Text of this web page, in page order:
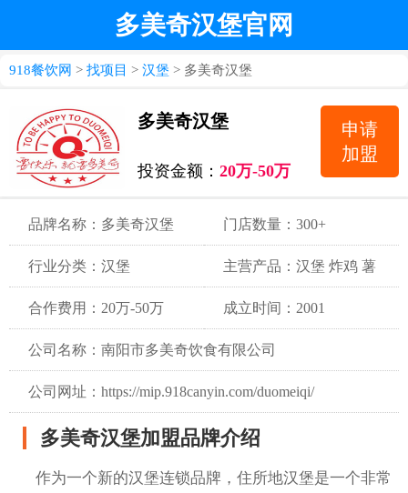
多美奇汉堡官网
918餐饮网 > 找项目 > 汉堡 > 多美奇汉堡
多美奇汉堡
投资金额：20万-50万
申请
加盟
品牌名称：多美奇汉堡 门店数量：300+
行业分类：汉堡 主营产品：汉堡 炸鸡 薯
条 饮品
合作费用：20万-50万 成立时间：2001
公司名称：南阳市多美奇饮食有限公司
公司网址：https://mip.918canyin.com/duomeiqi/
多美奇汉堡加盟品牌介绍
作为一个新的汉堡连锁品牌，住所地汉堡是一个非常